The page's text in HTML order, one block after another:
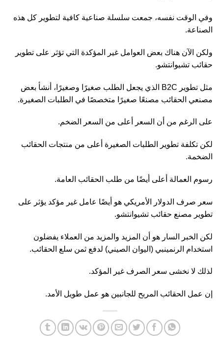
وفي الوقت نفسه، جمعت سلسلة صناعية كافية لتطوير كل هذه
الصناعة.
ولكن الآن هناك بعض العوامل غير المؤكدة التي تؤثر على تطوير
حقائب تشيوانتشو.
مثل تطوير B2C الذي يجعل الطلب صغيرًا وصغيرًا، أنشأ بعض
مصنعي الحقائب مصنعًا صغيرًا متخصصًا في الطلبات الصغيرة.
على الرغم من أن السعر أعلى من السعر الضخم.
لكن تكلفة تطوير الطلبات الصغيرة أعلى من منتجات الحقائب
الضخمة.
رسوم العمالة أعلى أيضًا من طلب الحقائب العامة.
سعر صرف الدولار الأمريكي هو أيضًا عامل غير مؤكد يؤثر على
تطوير مصنع حقائب تشيوانتشو.
لكن الخبر السار هو أن المزيد والمزيد من العملاء يفضلون
استخدام الرنمينبي (اليوان الصيني) لدفع ثمن سلع الحقائب.
لذلك لا نخشى سعر الصرف غير المؤكد.
إن عمل الحقائب المربح للجانبين هو عمل طويل الأمد.